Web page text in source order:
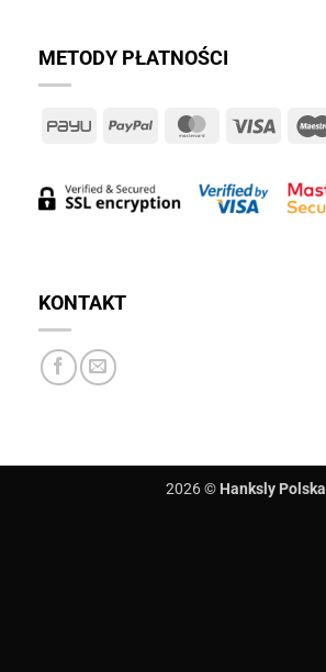
METODY PŁATNOŚCI
PayU PayPal MasterCard
Visa
KONTAKT
2026 © Hanksly Polska